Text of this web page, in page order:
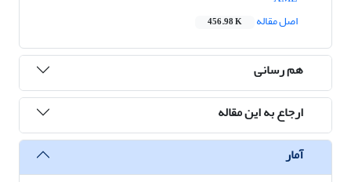
اصل مقاله
456.98 K
هم رسانی
ارجاع به این مقاله
آمار